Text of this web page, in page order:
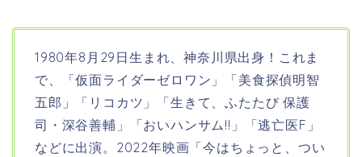
1980年8月29日生まれ、神奈川県出身！これま
で、
「仮面ライダーゼロワン」「美食探偵明智
五郎」「リコカツ」「生きて、ふたたび 保護
司・深谷善輔」「おいハンサム!!」「逃亡医F」
などに出演。2022年映画「今はちょっと、つい